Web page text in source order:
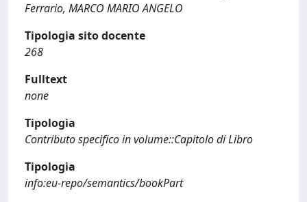
Ferrario, MARCO MARIO ANGELO
Tipologia sito docente
268
Fulltext
none
Tipologia
Contributo specifico in volume::Capitolo di Libro
Tipologia
info:eu-repo/semantics/bookPart